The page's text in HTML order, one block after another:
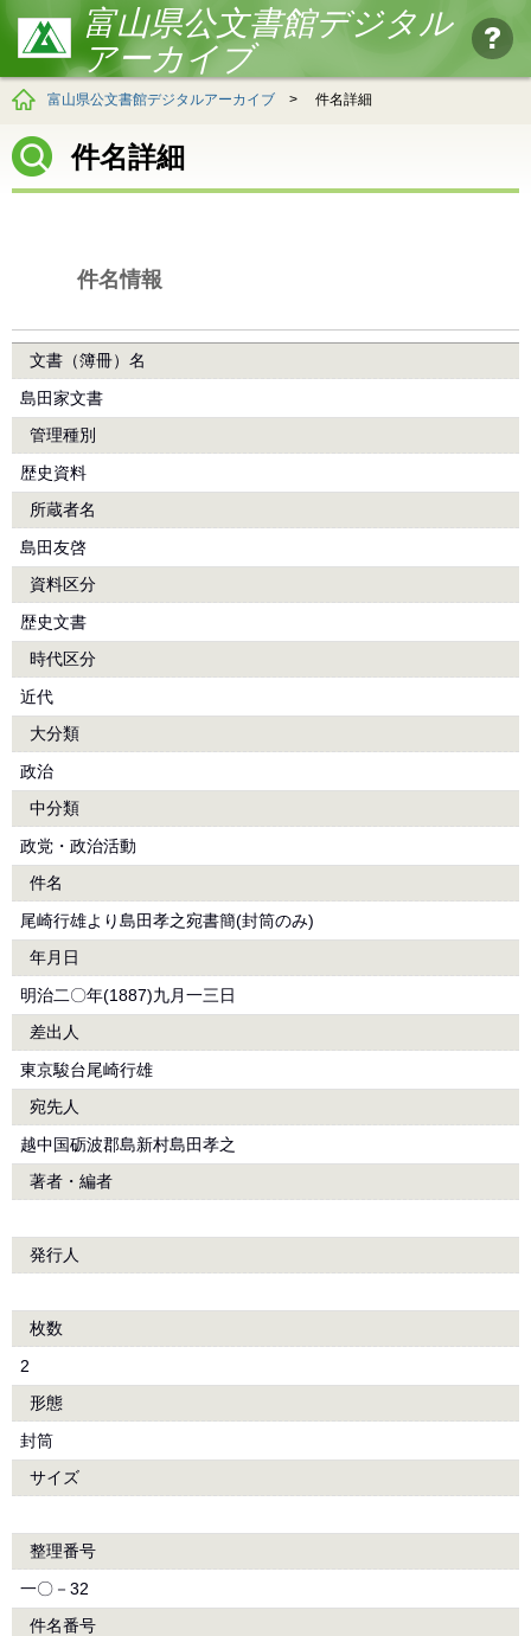
富山県公文書館デジタル
アーカイブ
富山県公文書館デジタルアーカイブ > 件名詳細
件名詳細
件名情報
文書（簿冊）名
島田家文書
管理種別
歴史資料
所蔵者名
島田友啓
資料区分
歴史文書
時代区分
近代
大分類
政治
中分類
政党・政治活動
件名
尾崎行雄より島田孝之宛書簡(封筒のみ)
年月日
明治二〇年(1887)九月一三日
差出人
東京駿台尾崎行雄
宛先人
越中国砺波郡島新村島田孝之
著者・編者
発行人
枚数
2
形態
封筒
サイズ
整理番号
一〇－32
件名番号